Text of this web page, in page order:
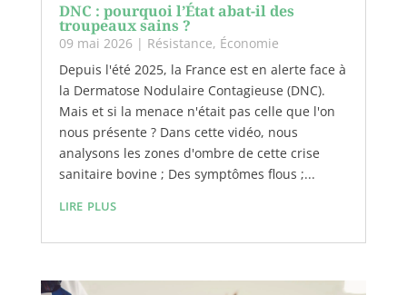
DNC : pourquoi l’État abat-il des
troupeaux sains ?
09 mai 2026| Résistance, Économie
Depuis l'été 2025, la France est en alerte face à
la Dermatose Nodulaire Contagieuse (DNC).
Mais et si la menace n'était pas celle que l'on
nous présente ? Dans cette vidéo, nous
analysons les zones d'ombre de cette crise
sanitaire bovine ; Des symptômes flous ;...
lire plus